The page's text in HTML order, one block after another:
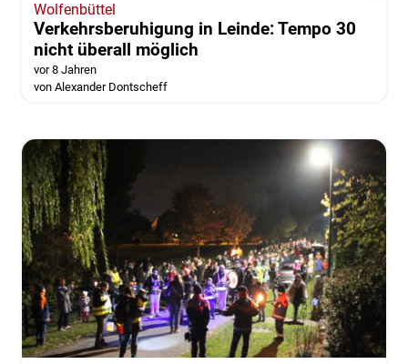
Wolfenbüttel
Verkehrsberuhigung in Leinde: Tempo 30
nicht überall möglich
vor 8 Jahren
von Alexander Dontscheff